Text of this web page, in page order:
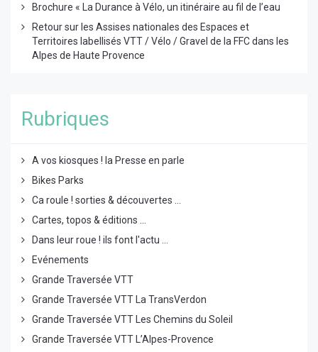
Brochure « La Durance à Vélo, un itinéraire au fil de l’eau
Retour sur les Assises nationales des Espaces et
Territoires labellisés VTT / Vélo / Gravel de la FFC dans les
Alpes de Haute Provence
Rubriques
A vos kiosques ! la Presse en parle
Bikes Parks
Ca roule ! sorties & découvertes ...
Cartes, topos & éditions ...
Dans leur roue ! ils font l'actu ...
Evénements
Grande Traversée VTT
Grande Traversée VTT La TransVerdon
Grande Traversée VTT Les Chemins du Soleil
Grande Traversée VTT L’Alpes-Provence